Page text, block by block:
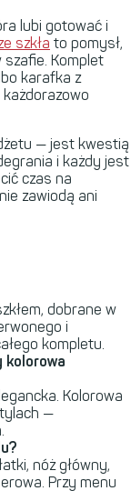
lubi gotować i
szkła to pomysł,
szafie. Komplet
karafka z
— jest kwestią
i każdy jest
czas na
zawiodą ani
dobrane w
i
kompletu.
kolorowa
Kolorowa
—
nóż główny,
Przy menu